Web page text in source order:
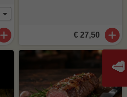
€ 27,50
🥩